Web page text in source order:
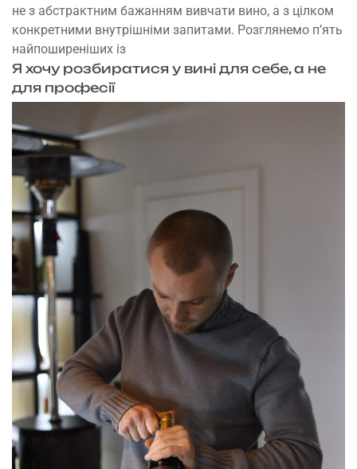
не з абстрактним бажанням вивчати вино, а з цілком
конкретними внутрішніми запитами. Розглянемо п’ять
найпоширеніших із
Я хочу розбиратися у вині для себе, а не
для професії